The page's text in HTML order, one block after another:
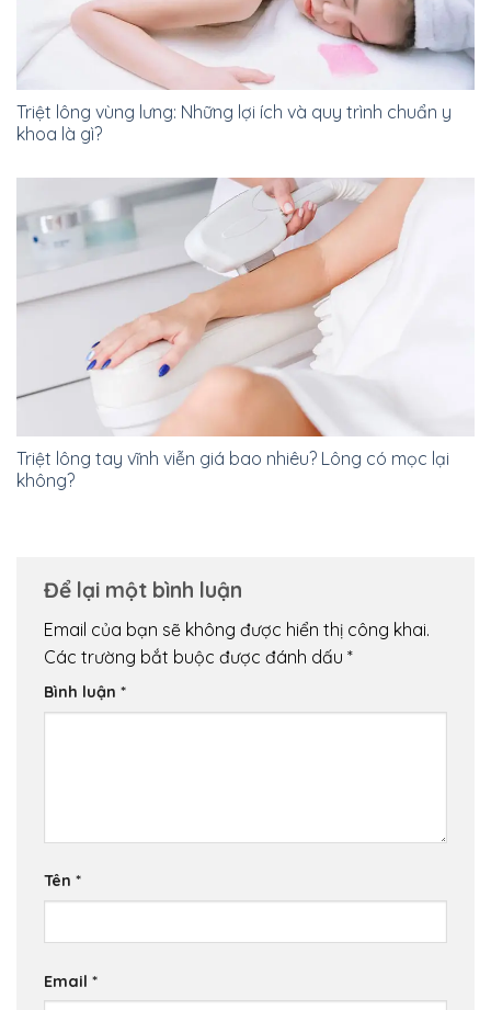
Triệt lông vùng lưng: Những lợi ích và quy trình chuẩn y
khoa là gì?
Triệt lông tay vĩnh viễn giá bao nhiêu? Lông có mọc lại
không?
Để lại một bình luận
Email của bạn sẽ không được hiển thị công khai.
Các trường bắt buộc được đánh dấu *
Bình luận *
Tên *
Email *